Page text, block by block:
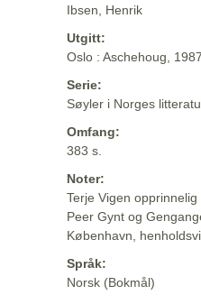
Ibsen, Henrik
Utgitt:
Oslo : Aschehoug, 1987
Serie:
Søyler i Norges
Omfang:
383 s.
Noter:
Terje Vigen opprinnelig
Peer Gynt og
København,
Språk:
Norsk (Bokmål)